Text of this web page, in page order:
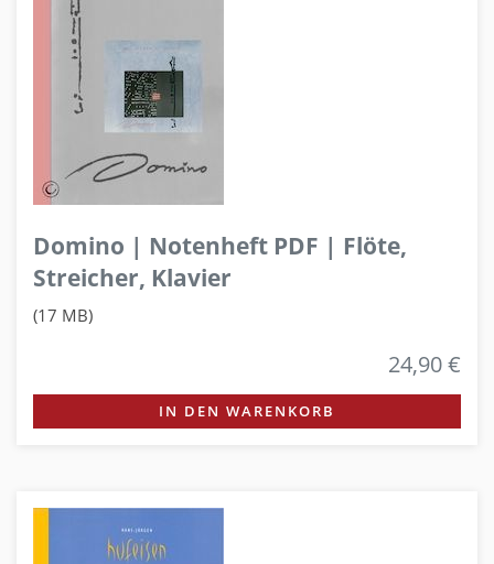
Domino | Notenheft PDF | Flöte,
Streicher, Klavier
(17 MB)
24,90 €
IN DEN WARENKORB